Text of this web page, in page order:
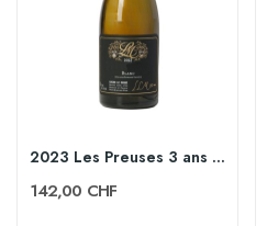
2023 Les Preuses 3 ans Chablis grand Cru 75 cl...
142,00 CHF